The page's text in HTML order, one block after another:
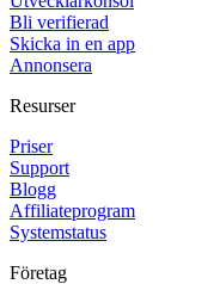
Bli verifierad
Skicka in en app
Annonsera
Resurser
Priser
Support
Blogg
Affiliateprogram
Systemstatus
Företag